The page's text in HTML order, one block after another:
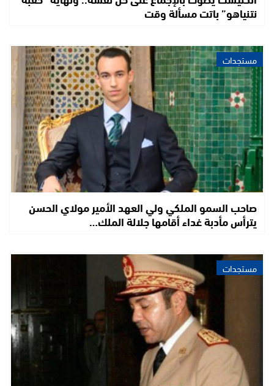
نتنياهو” باتت مسألة وقت
مستجدات
صاحب السمو الملكي ولي العهد الأمير مولاي الحسن
يترأس مأدبة غداء أقامها جلالة الملك…
مستجدات